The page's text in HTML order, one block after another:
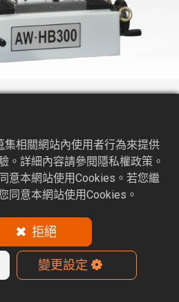
先調整和測量刀具參數的裝
度的設定。測量完成後，可將
序中，確保加工精度與效率。
產品目錄
相關網站內使用者行為來提供
。詳細內容請參閱隱私權政策。
意本網站使用Cookies。若您繼
同意本網站使用Cookies。
拒絕
變更設定